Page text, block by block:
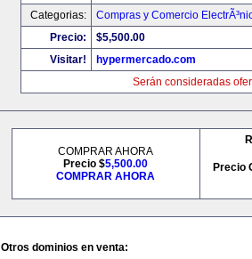
Categorias:
Compras y Comercio
Precio:
$5,500.00
Visitar!
hypermercado.com
Serán consideradas
COMPRAR AHORA
Precio $5,500.00
COMPRAR AHORA
Precio
Otros dominios en venta: